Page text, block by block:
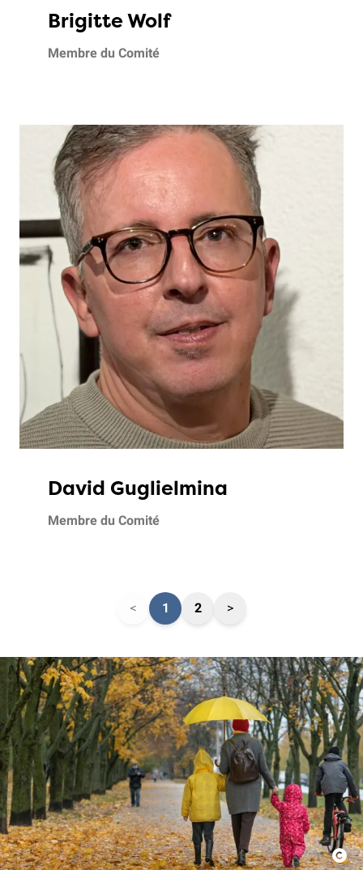
Brigitte Wolf
Membre du Comité
David Guglielmina
Membre du Comité
< 1 2 >